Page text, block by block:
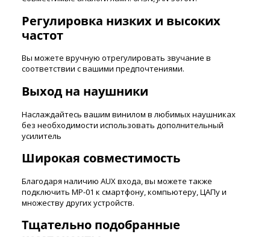
Регулировка низких и высоких
частот
Вы можете вручную отрегулировать звучание в
соответствии с вашими предпочтениями.
Выход на наушники
Наслаждайтесь вашим винилом в любимых наушниках
без необходимости использовать дополнительный
усилитель
Широкая совместимость
Благодаря наличию АUХ входа, вы можете также
подключить МР-01 к смартфону, компьютеру, ЦАПу и
множеству других устройств.
Тщательно подобранные